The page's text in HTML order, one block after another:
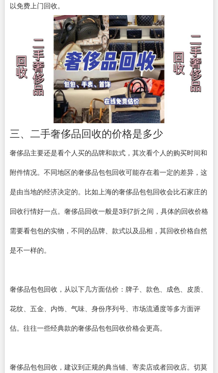
以免费上门回收。
三、二手奢侈品回收的价格是多少
奢侈品主要还是看个人买的品牌和款式，其次看个人的购买时间和
附件情况。不同地区的奢侈品包包回收可能存在着一定的差异，这
是由当地的经济决定的。比如上海的奢侈品包包回收会比石家庄的
回收行情好一点。奢侈品回收一般是3到7折之间，具体的回收价格
需要看包包的实物，不同的品牌、款式以及品相，其回收价格自然
是不一样的。
奢侈品包包回收，从以下几方面估价：牌子、款色、成色、皮质、
花纹、五金、内饰、气味、身份序列号、市场流通度等多方面评
估。往往一些经典款的奢侈品包包回收价格会更高。
奢侈品包包回收，建议到正规的典当铺、寄卖店或者回收店。切莫